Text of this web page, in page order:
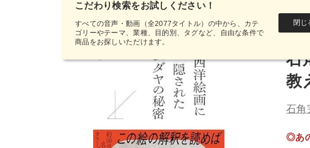
こだわり検索をお試しください！
すべての音声・動画（全2077タイトル）の中から、カテ
ゴリーやテーマ、業種、目的別、タグなど、自由な条件で
商品をお探しいただけます。
閉じ
音
世界
石
教
石角
◎あ